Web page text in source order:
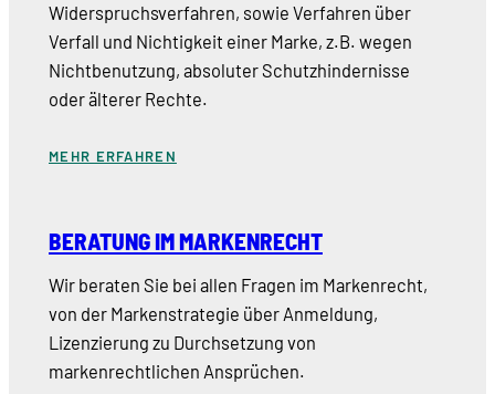
Widerspruchsverfahren, sowie Verfahren über
Verfall und Nichtigkeit einer Marke, z.B. wegen
Nichtbenutzung, absoluter Schutzhindernisse
oder älterer Rechte.
MEHR ERFAHREN
BERATUNG IM MARKENRECHT
Wir beraten Sie bei allen Fragen im Markenrecht,
von der Markenstrategie über Anmeldung,
Lizenzierung zu Durchsetzung von
markenrechtlichen Ansprüchen.